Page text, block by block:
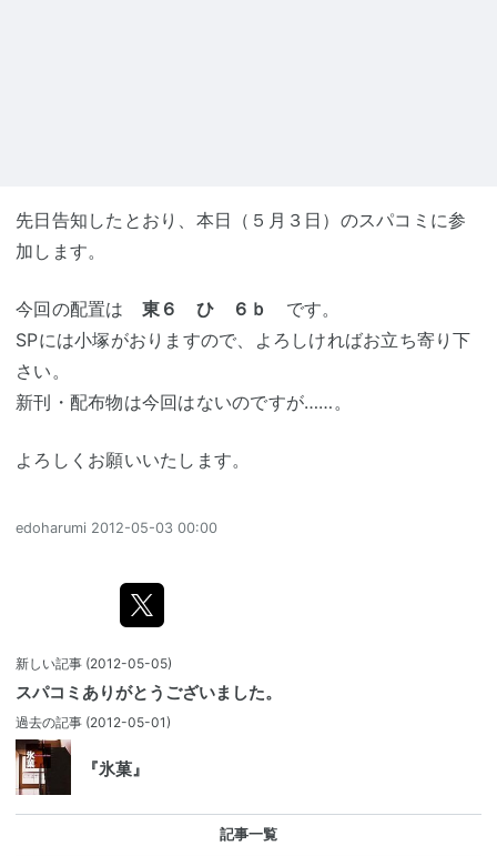
先日告知したとおり、本日（５月３日）のスパコミに参
加します。
今回の配置は 東６ ひ ６ｂ
です。
SPには小塚がおりますので、よろしければお立ち寄り下
さい。
新刊・配布物は今回はないのですが……。
よろしくお願いいたします。
edoharumi 2012-05-03 00:00
新しい記事 (2012-05-05)
スパコミありがとうございました。
過去の記事 (2012-05-01)
『氷菓』
記事一覧